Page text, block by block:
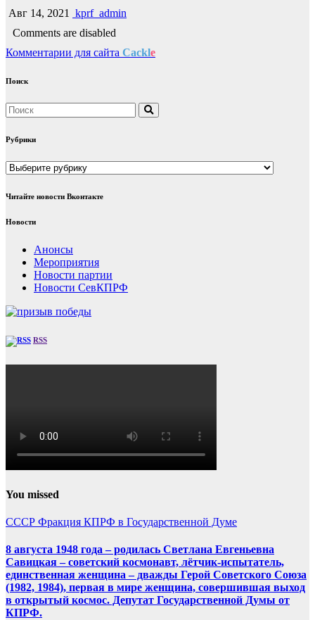
Авг 14, 2021
kprf_admin
Comments are disabled
Комментарии для сайта Cackle
Поиск
Рубрики
Рубрики
Читайте новости Вконтакте
Новости
Анонсы
Мероприятия
Новости партии
Новости СевКПРФ
RSS
You missed
СССР Фракция КПРФ в Государственной Думе
8 августа 1948 года – родилась Светлана Евгеньевна
Савицкая – советский космонавт, лётчик-испытатель,
единственная женщина – дважды Герой Советского Союза
(1982, 1984), первая в мире женщина, совершившая выход
в открытый космос. Депутат Государственной Думы от
КПРФ.